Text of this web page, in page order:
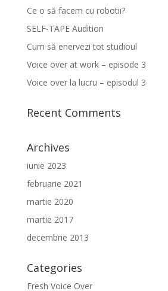
Ce o să facem cu robotii?
SELF-TAPE Audition
Cum să enervezi tot studioul
Voice over at work – episode 3
Voice over la lucru – episodul 3
Recent Comments
Archives
iunie 2023
februarie 2021
martie 2020
martie 2017
decembrie 2013
Categories
Fresh Voice Over